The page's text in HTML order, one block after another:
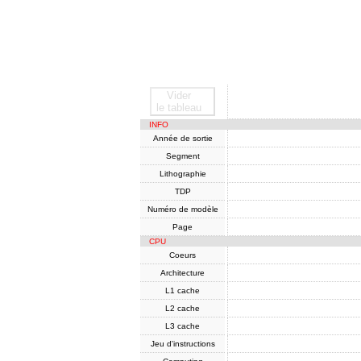
Vider
le tableau
INFO
Année de sortie
Segment
Lithographie
TDP
Numéro de modèle
Page
CPU
Coeurs
Architecture
L1 cache
L2 cache
L3 cache
Jeu d'instructions